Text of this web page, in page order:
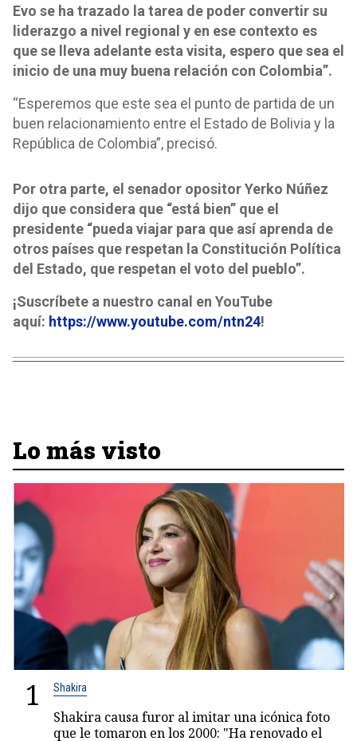
Evo se ha trazado la tarea de poder convertir su
liderazgo a nivel regional y en ese contexto es
que se lleva adelante esta visita, espero que sea el
inicio de una muy buena relación con Colombia”.
“Esperemos que este sea el punto de partida de un
buen relacionamiento entre el Estado de Bolivia y la
República de Colombia”, precisó.
Por otra parte, el senador opositor Yerko Núñez
dijo que considera que “está bien” que el
presidente “pueda viajar para que así aprenda de
otros países que respetan la Constitución Política
del Estado, que respetan el voto del pueblo”.
¡Suscríbete a nuestro canal en YouTube
aquí: https://www.youtube.com/ntn24!
Lo más visto
1 Shakira
Shakira causa furor al imitar una icónica foto
que le tomaron en los 2000: "Ha renovado el